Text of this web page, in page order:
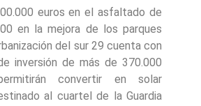
euros en el asfaltado de
en la mejora de los parques
del sur 29 cuenta con
inversión de más de 370.000
convertir en solar
al cuartel de la Guardia